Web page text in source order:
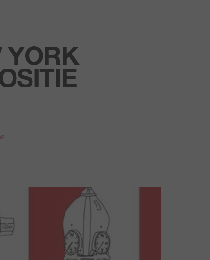
YORK